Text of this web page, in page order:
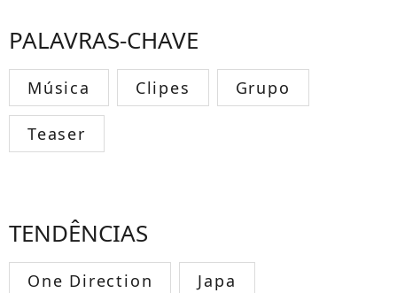
PALAVRAS-CHAVE
Música Clipes Grupo
Teaser
TENDÊNCIAS
One Direction Japa